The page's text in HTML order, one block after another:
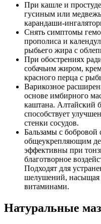
При кашле и
гусиным или
карандаши-
Снять симптомы
прополиса и
рыбьего жира с
При обострениях
собачьим жиром,
красного перца с
Варикозное
основе имбирного
каштана. Алтайский
способствует
стенки сосудов.
Бальзамы с бобровой
общеукрепляющим
эффективны при
благотворное
Подходят для
шелушений, насыщая
витаминами.
Натуральные